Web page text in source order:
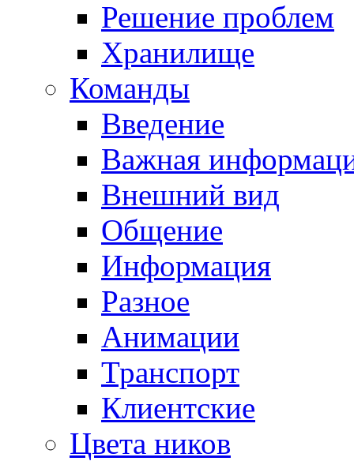
Решение проблем
Хранилище
Команды
Введение
Важная
Внешний вид
Общение
Информация
Разное
Анимации
Транспорт
Клиентские
Цвета ников